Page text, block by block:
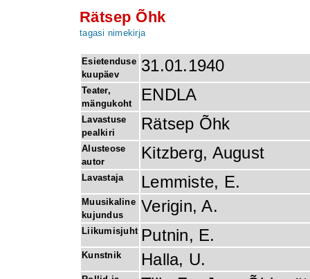
Rätsep Õhk
tagasi nimekirja
Esietenduse
kuupäev
31.01.1940
Teater,
mängukoht
ENDLA
Lavastuse
pealkiri
Rätsep Õhk
Alusteose
autor
Kitzberg, August
Lavastaja Lemmiste, E.
Muusikaline
kujundus
Verigin, A.
Liikumisjuht Putnin, E.
Kunstnik Halla, U.